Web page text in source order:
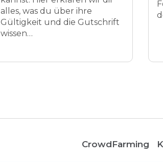
alles, was du über ihre
Gültigkeit und die Gutschrift
wissen…
CrowdFarming